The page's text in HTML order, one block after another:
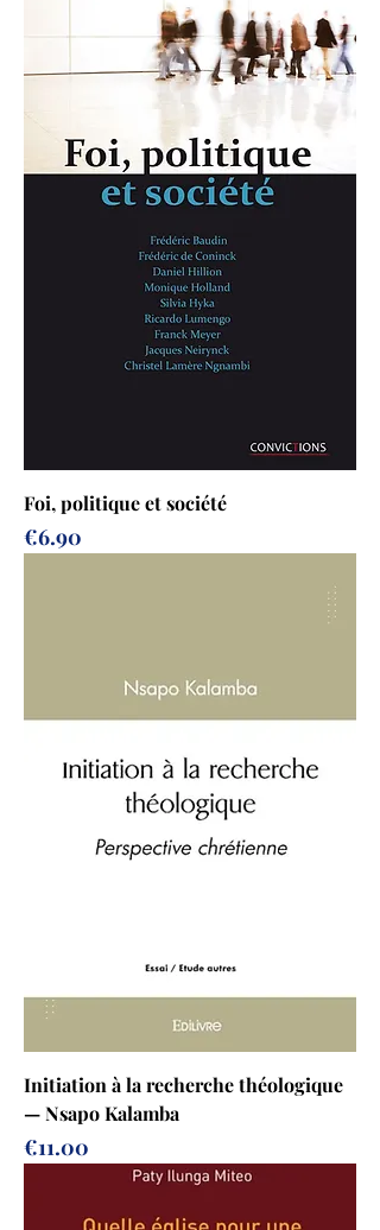
Foi, politique et société
Prix
€6.90
Initiation à la recherche théologique
— Nsapo Kalamba
Prix
€11.00